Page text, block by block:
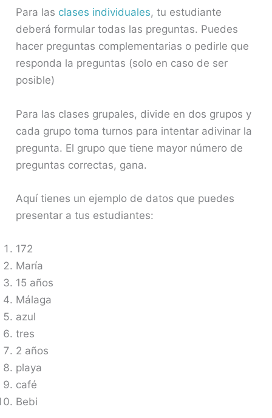
Para las clases individuales, tu estudiante
deberá formular todas las preguntas. Puedes
hacer preguntas complementarias o pedirle que
responda la preguntas (solo en caso de ser
posible)
Para las clases grupales, divide en dos grupos y
cada grupo toma turnos para intentar adivinar la
pregunta. El grupo que tiene mayor número de
preguntas correctas, gana.
Aquí tienes un ejemplo de datos que puedes
presentar a tus estudiantes:
172
María
15 años
Málaga
azul
tres
2 años
playa
café
Bebi